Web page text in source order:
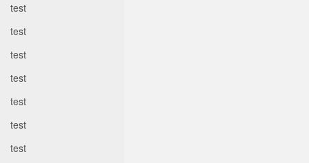
test
test
test
test
test
test
test